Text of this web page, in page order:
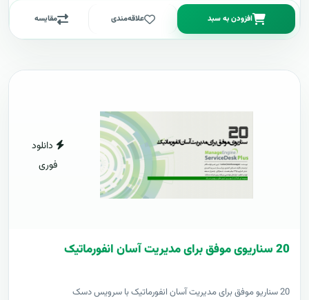
افزودن به سبد علاقه‌مندی مقایسه
دانلود
فوری
20 سناریوی موفق برای مدیریت آسان انفورماتیک
20 سناریو موفق برای مدیریت آسان انفورماتیک با سرویس دسک